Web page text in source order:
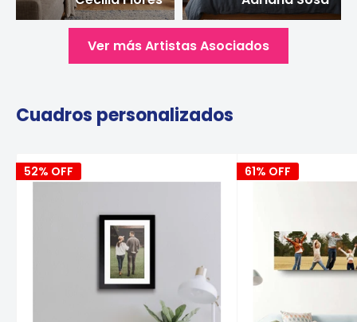
Ver más Artistas Asociados
Cuadros personalizados
52% OFF 61% OFF